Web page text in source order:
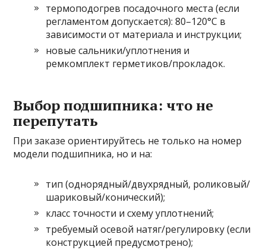
термоподогрев посадочного места (если
регламентом допускается): 80–120°C в
зависимости от материала и инструкции;
новые сальники/уплотнения и
ремкомплект герметиков/прокладок.
Выбор подшипника: что не
перепутать
При заказе ориентируйтесь не только на номер
модели подшипника, но и на:
тип (однорядный/двухрядный, роликовый/
шариковый/конический);
класс точности и схему уплотнений;
требуемый осевой натяг/регулировку (если
конструкцией предусмотрено);